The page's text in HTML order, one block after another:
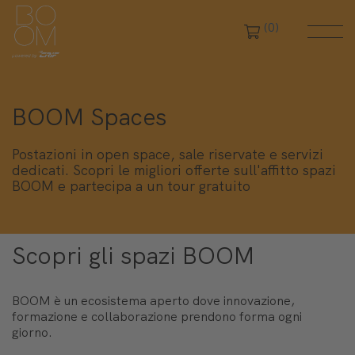
(0)
BOOM Spaces
Postazioni in open space, sale riservate e servizi
dedicati. Scopri le migliori offerte sull'affitto spazi
BOOM e partecipa a un tour gratuito
Scopri gli spazi BOOM
BOOM è un ecosistema aperto dove innovazione,
formazione e collaborazione prendono forma ogni
giorno.